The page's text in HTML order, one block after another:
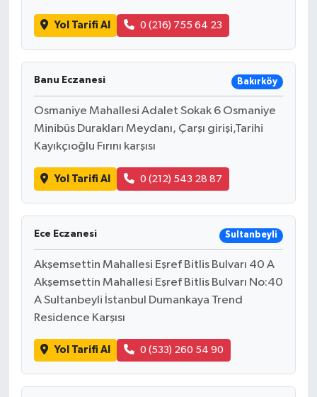
Yol Tarifi Al 0 (216) 755 64 23
Banu Eczanesi Bakırköy
Osmaniye Mahallesi Adalet Sokak 6 Osmaniye
Minibüs Durakları Meydanı, Çarşı girişi,Tarihi
Kayıkçıoğlu Fırını karşısı
Yol Tarifi Al 0 (212) 543 28 87
Ece Eczanesi Sultanbeyli
Akşemsettin Mahallesi Eşref Bitlis Bulvarı 40 A
Akşemsettin Mahallesi Eşref Bitlis Bulvarı No:40
A Sultanbeyli İstanbul Dumankaya Trend
Residence Karşısı
Yol Tarifi Al 0 (533) 260 54 90
HABERDE İNSAN